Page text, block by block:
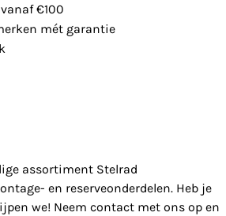
€100
mét garantie
assortiment Stelrad
en reserveonderdelen. Heb je
we! Neem contact met ons op en